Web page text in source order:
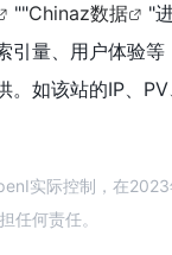
""Chinaz数据
"
量、用户体验
如该站的IP、PV
实际控制，在
任何责任。